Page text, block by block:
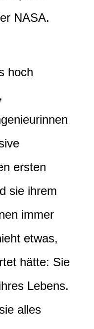
NASA.
hoch
ersten
sie ihrem
immer
etwas,
hätte: Sie
Lebens.
alles